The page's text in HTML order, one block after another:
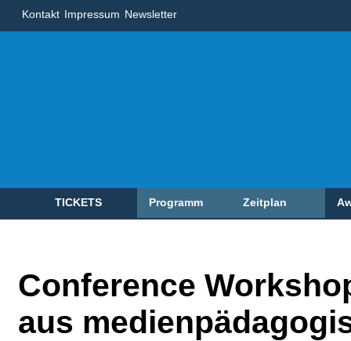
Kontakt Impressum Newsletter
TICKETS Programm Zeitplan
Conference
aus